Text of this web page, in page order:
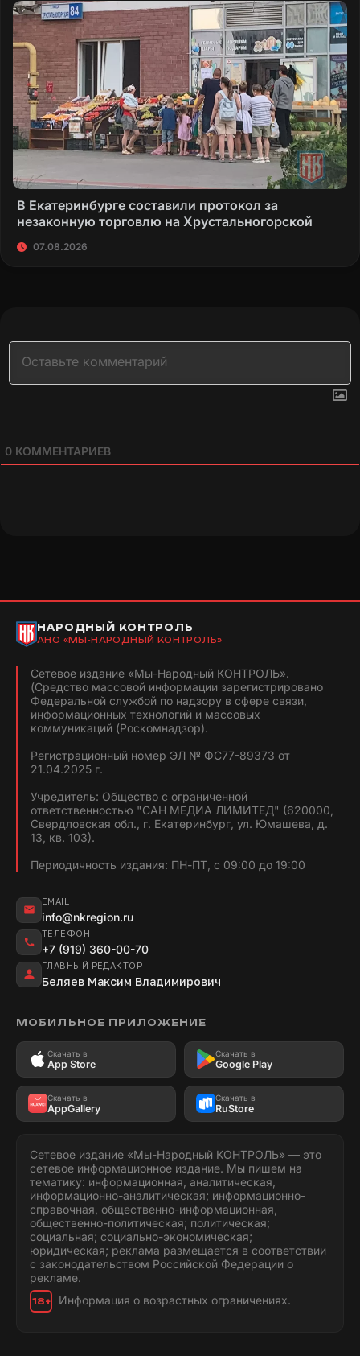
В Екатеринбурге составили протокол за
незаконную торговлю на Хрустальногорской
07.08.2026
0 КОММЕНТАРИЕВ
НАРОДНЫЙ КОНТРОЛЬ
АНО «МЫ-НАРОДНЫЙ КОНТРОЛЬ»
Сетевое издание «Мы-Народный КОНТРОЛЬ».
(Средство массовой информации зарегистрировано
Федеральной службой по надзору в сфере связи,
информационных технологий и массовых
коммуникаций (Роскомнадзор).
Регистрационный номер ЭЛ № ФС77-89373 от
21.04.2025 г.
Учредитель: Общество с ограниченной
ответственностью "САН МЕДИА ЛИМИТЕД" (620000,
Свердловская обл., г. Екатеринбург, ул. Юмашева, д.
13, кв. 103).
Периодичность издания: ПН-ПТ, с 09:00 до 19:00
EMAIL
info@nkregion.ru
ТЕЛЕФОН
+7 (919) 360-00-70
ГЛАВНЫЙ РЕДАКТОР
Беляев Максим Владимирович
МОБИЛЬНОЕ ПРИЛОЖЕНИЕ
Скачать в
App Store
Скачать в
Google Play
Скачать в
AppGallery
Скачать в
RuStore
Сетевое издание «Мы-Народный КОНТРОЛЬ» — это
сетевое информационное издание. Мы пишем на
тематику: информационная, аналитическая,
информационно-аналитическая; информационно-
справочная, общественно-информационная,
общественно-политическая; политическая;
социальная; социально-экономическая;
юридическая; реклама размещается в соответствии
с законодательством Российской Федерации о
рекламе.
18+ Информация о возрастных ограничениях.